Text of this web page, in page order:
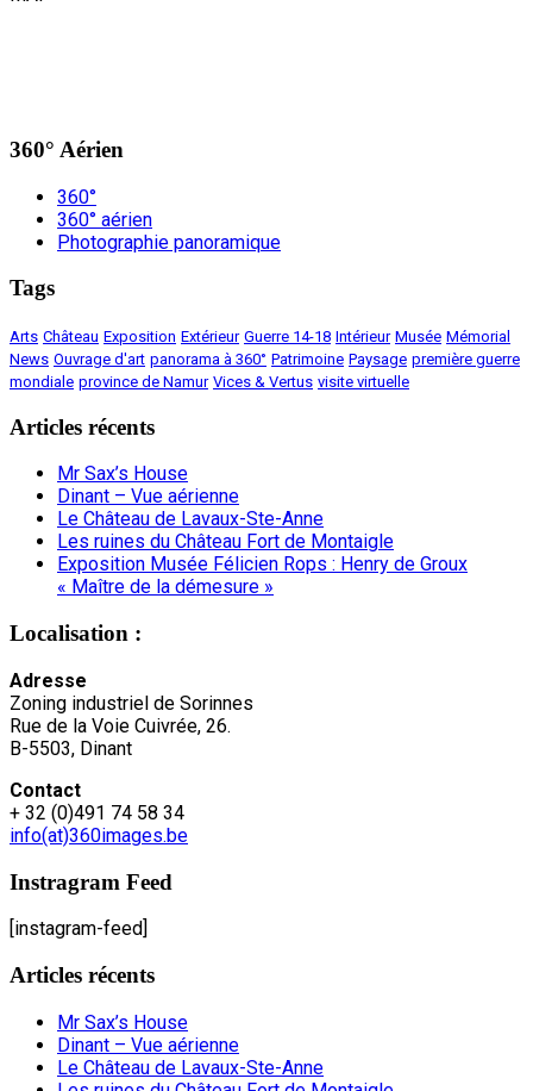
360° Aérien
360°
360° aérien
Photographie panoramique
Tags
Arts Château Exposition Extérieur Guerre 14-18 Intérieur Musée Mémorial
News Ouvrage d'art panorama à 360° Patrimoine Paysage première guerre
mondiale province de Namur Vices & Vertus visite virtuelle
Articles récents
Mr Sax’s House
Dinant – Vue aérienne
Le Château de Lavaux-Ste-Anne
Les ruines du Château Fort de Montaigle
Exposition Musée Félicien Rops : Henry de Groux
« Maître de la démesure »
Localisation :
Adresse
Zoning industriel de Sorinnes
Rue de la Voie Cuivrée, 26.
B-5503, Dinant
Contact
+ 32 (0)491 74 58 34
info(at)360images.be
Instragram Feed
[instagram-feed]
Articles récents
Mr Sax’s House
Dinant – Vue aérienne
Le Château de Lavaux-Ste-Anne